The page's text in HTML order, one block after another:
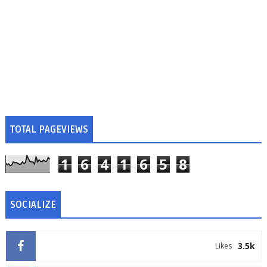
TOTAL PAGEVIEWS
1 6 4 1 6 5 8
SOCIALIZE
3.5k
Likes